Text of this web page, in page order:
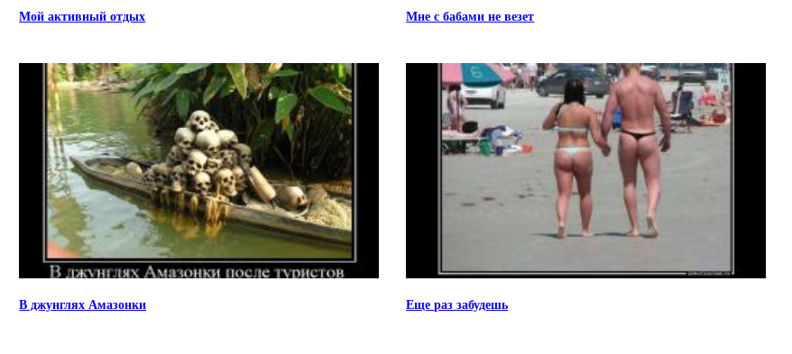
Мой активный отдых Мне с бабами не везет
В джунглях Амазонки Еще раз забудешь